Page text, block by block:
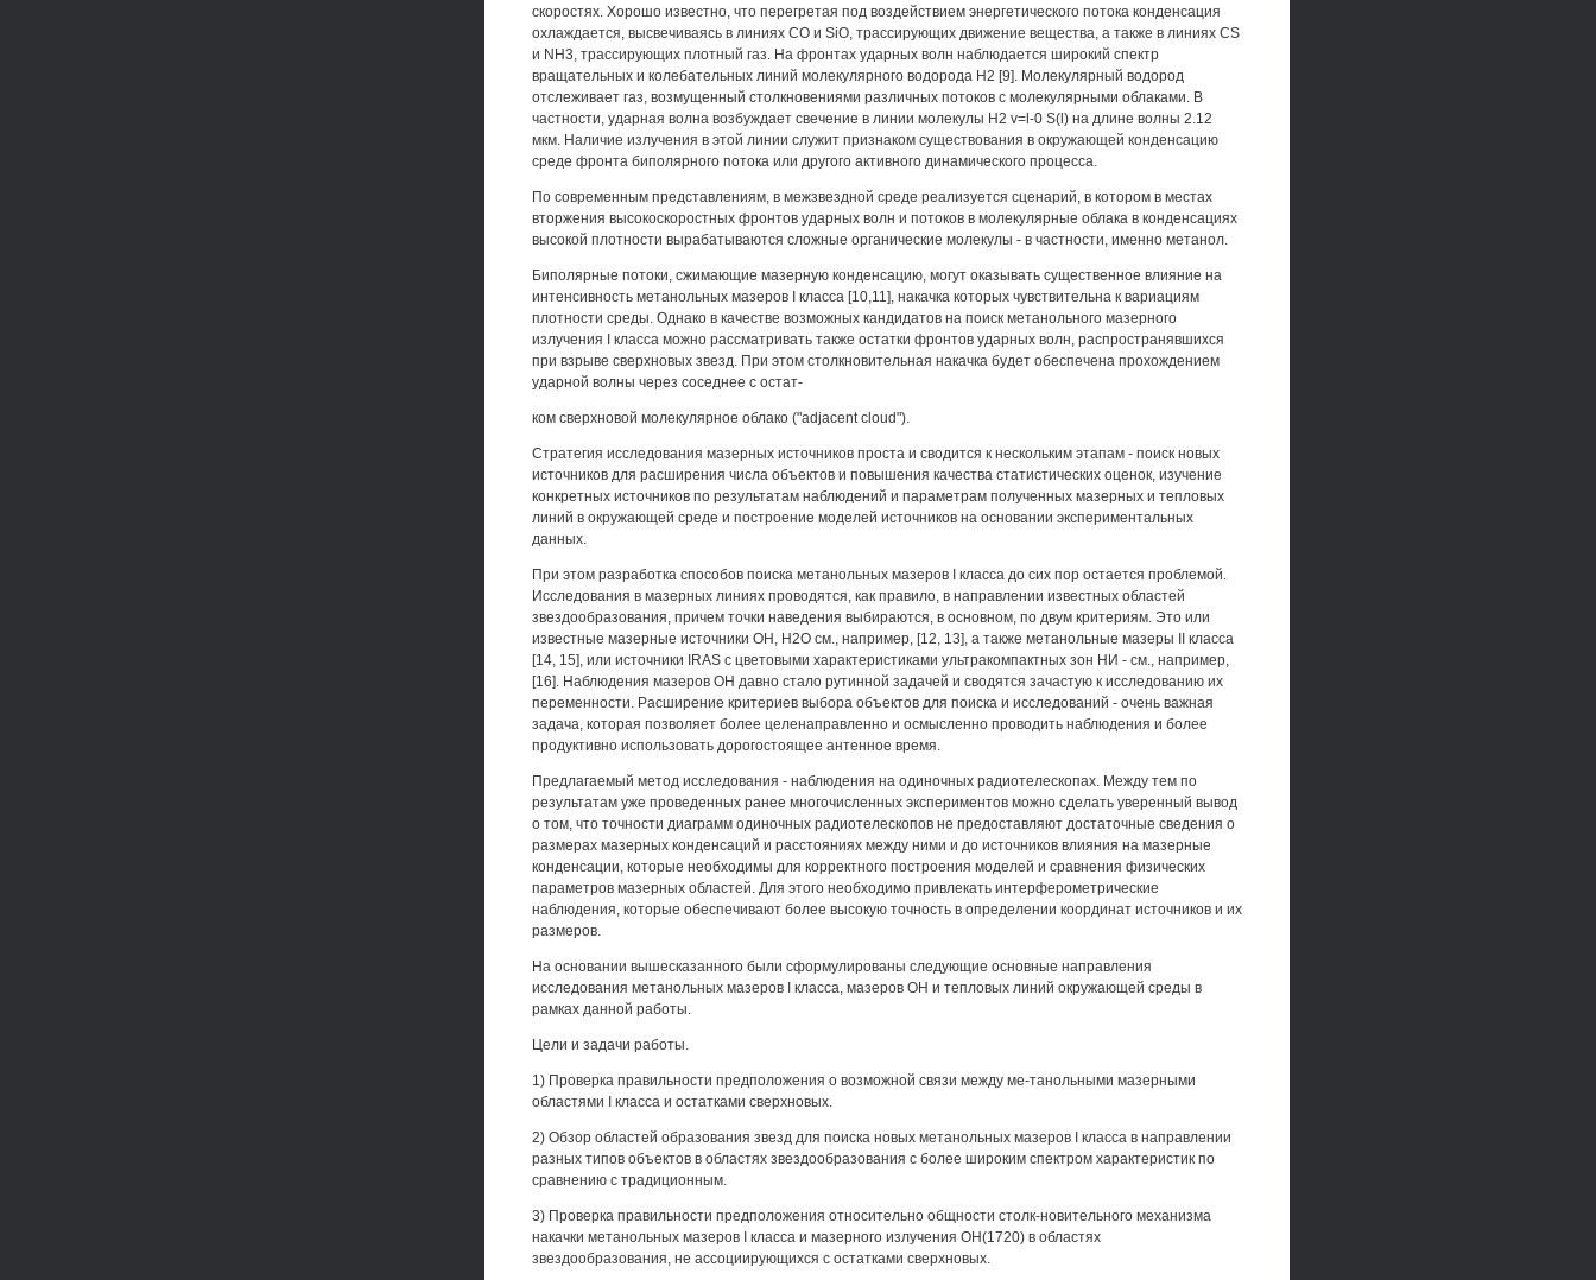
скоростях. Хорошо известно, что перегретая под воздействием энергетического потока конденсация
охлаждается, высвечиваясь в линиях СО и SiO, трассирующих движение вещества, а также в линиях CS
и NH3, трассирующих плотный газ. На фронтах ударных волн наблюдается широкий спектр
вращательных и колебательных линий молекулярного водорода Н2 [9]. Молекулярный водород
отслеживает газ, возмущенный столкновениями различных потоков с молекулярными облаками. В
частности, ударная волна возбуждает свечение в линии молекулы Н2 v=l-0 S(l) на длине волны 2.12
мкм. Наличие излучения в этой линии служит признаком существования в окружающей конденсацию
среде фронта биполярного потока или другого активного динамического процесса.
По современным представлениям, в межзвездной среде реализуется сценарий, в котором в местах
вторжения высокоскоростных фронтов ударных волн и потоков в молекулярные облака в конденсациях
высокой плотности вырабатываются сложные органические молекулы - в частности, именно метанол.
Биполярные потоки, сжимающие мазерную конденсацию, могут оказывать существенное влияние на
интенсивность метанольных мазеров I класса [10,11], накачка которых чувствительна к вариациям
плотности среды. Однако в качестве возможных кандидатов на поиск метанольного мазерного
излучения I класса можно рассматривать также остатки фронтов ударных волн, распространявшихся
при взрыве сверхновых звезд. При этом столкновительная накачка будет обеспечена прохождением
ударной волны через соседнее с остат-
ком сверхновой молекулярное облако ("adjacent cloud").
Стратегия исследования мазерных источников проста и сводится к нескольким этапам - поиск новых
источников для расширения числа объектов и повышения качества статистических оценок, изучение
конкретных источников по результатам наблюдений и параметрам полученных мазерных и тепловых
линий в окружающей среде и построение моделей источников на основании экспериментальных
данных.
При этом разработка способов поиска метанольных мазеров I класса до сих пор остается проблемой.
Исследования в мазерных линиях проводятся, как правило, в направлении известных областей
звездообразования, причем точки наведения выбираются, в основном, по двум критериям. Это или
известные мазерные источники ОН, Н2О см., например, [12, 13], а также метанольные мазеры II класса
[14, 15], или источники IRAS с цветовыми характеристиками ультракомпактных зон НИ - см., например,
[16]. Наблюдения мазеров ОН давно стало рутинной задачей и сводятся зачастую к исследованию их
переменности. Расширение критериев выбора объектов для поиска и исследований - очень важная
задача, которая позволяет более целенаправленно и осмысленно проводить наблюдения и более
продуктивно использовать дорогостоящее антенное время.
Предлагаемый метод исследования - наблюдения на одиночных радиотелескопах. Между тем по
результатам уже проведенных ранее многочисленных экспериментов можно сделать уверенный вывод
о том, что точности диаграмм одиночных радиотелескопов не предоставляют достаточные сведения о
размерах мазерных конденсаций и расстояниях между ними и до источников влияния на мазерные
конденсации, которые необходимы для корректного построения моделей и сравнения физических
параметров мазерных областей. Для этого необходимо привлекать интерферометрические
наблюдения, которые обеспечивают более высокую точность в определении координат источников и их
размеров.
На основании вышесказанного были сформулированы следующие основные направления
исследования метанольных мазеров I класса, мазеров ОН и тепловых линий окружающей среды в
рамках данной работы.
Цели и задачи работы.
1) Проверка правильности предположения о возможной связи между ме-танольными мазерными
областями I класса и остатками сверхновых.
2) Обзор областей образования звезд для поиска новых метанольных мазеров I класса в направлении
разных типов объектов в областях звездообразования с более широким спектром характеристик по
сравнению с традиционным.
3) Проверка правильности предположения относительно общности столк-новительного механизма
накачки метанольных мазеров I класса и мазерного излучения ОН(1720) в областях
звездообразования, не ассоциирующихся с остатками сверхновых.